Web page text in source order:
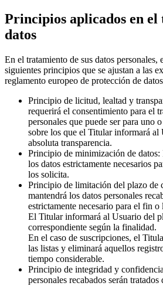
Principios aplicados en
datos
En el tratamiento de sus datos personales,
siguientes principios que se ajustan a las
reglamento europeo de protección de
Principio de licitud, lealtad y
requerirá el consentimiento para el
personales que puede ser para uno
sobre los que el Titular informará al
absoluta transparencia.
Principio de minimización de
los datos estrictamente necesarios
los solicita.
Principio de limitación del plazo de
mantendrá los datos personales
estrictamente necesario para el fin
El Titular informará al Usuario del
correspondiente según la finalidad.
En el caso de suscripciones, el
las listas y eliminará aquellos
tiempo considerable.
Principio de integridad y
personales recabados serán tratados